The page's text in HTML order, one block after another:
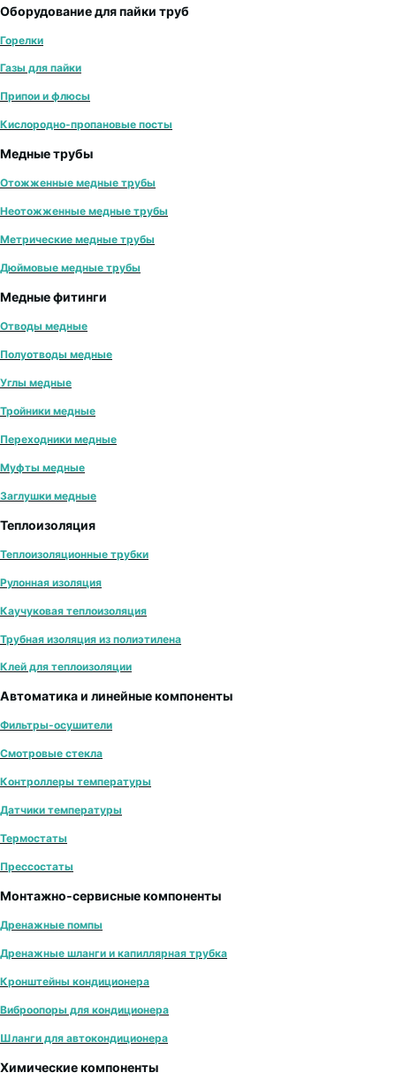
Оборудование для пайки труб
Горелки
Газы для пайки
Припои и флюсы
Кислородно-пропановые посты
Медные трубы
Отожженные медные трубы
Неотожженные медные трубы
Метрические медные трубы
Дюймовые медные трубы
Медные фитинги
Отводы медные
Полуотводы медные
Углы медные
Тройники медные
Переходники медные
Муфты медные
Заглушки медные
Теплоизоляция
Теплоизоляционные трубки
Рулонная изоляция
Каучуковая теплоизоляция
Трубная изоляция из полиэтилена
Клей для теплоизоляции
Автоматика и линейные компоненты
Фильтры-осушители
Смотровые стекла
Контроллеры температуры
Датчики температуры
Термостаты
Прессостаты
Монтажно‑сервисные компоненты
Дренажные помпы
Дренажные шланги и капиллярная трубка
Кронштейны кондиционера
Виброопоры для кондиционера
Шланги для автокондиционера
Химические компоненты